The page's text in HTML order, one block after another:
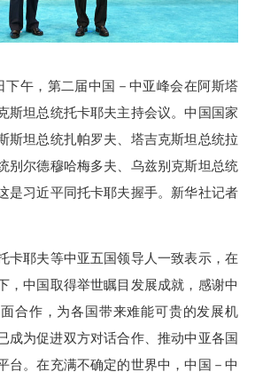
午，第二届中国－中亚峰会在阿斯塔
斯坦总统托卡耶夫主持会议。中国国家
斯坦总统扎帕罗夫、塔吉克斯坦总统拉
别尔德穆哈梅多夫、乌兹别克斯坦总统
是习近平同托卡耶夫握手。新华社记者
耶夫等中亚五国领导人一致表示，在
，中国取得举世瞩目发展成就，感谢中
合作，为各国带来难能可贵的发展机
成为促进双方对话合作、推动中亚各国
台。在充满不确定的世界中，中国－中